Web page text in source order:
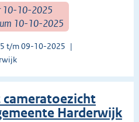
10-10-2025
10-10-2025
t/m 09-10-2025
Harderwijk